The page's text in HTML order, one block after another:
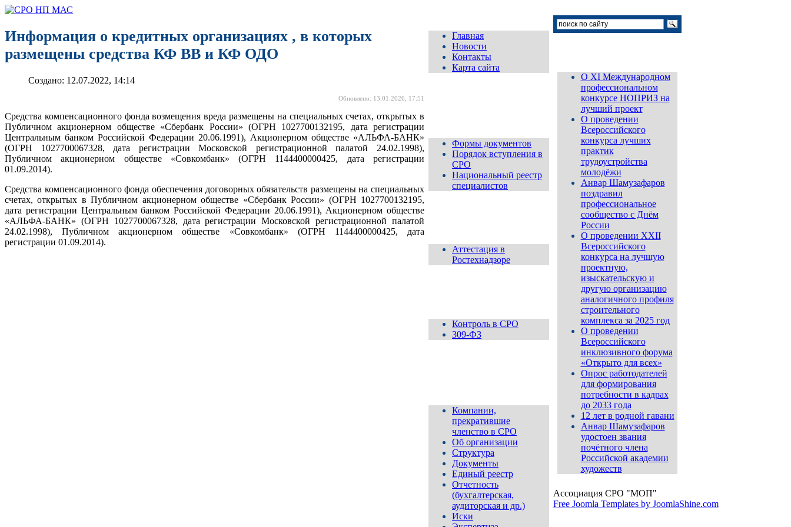
Информация о кредитных организациях , в которых
размещены средства КФ ВВ и КФ ОДО
Создано: 12.07.2022, 14:14
Обновлено: 13.01.2026, 17:51
Средства компенсационного фонда возмещения вреда размещены на специальных счетах, открытых в
Публичном акционерном обществе «Сбербанк России» (ОГРН 1027700132195, дата регистрации
Центральным банком Российской Федерации 20.06.1991), Акционерном обществе «АЛЬФА-БАНК»
(ОГРН 1027700067328, дата регистрации Московской регистрационной палатой 24.02.1998),
Публичном акционерном обществе «Совкомбанк» (ОГРН 1144400000425, дата регистрации
01.09.2014).
Средства компенсационного фонда обеспечения договорных обязательств размещены на специальных
счетах, открытых в Публичном акционерном обществе «Сбербанк России» (ОГРН 1027700132195,
дата регистрации Центральным банком Российской Федерации 20.06.1991), Акционерном обществе
«АЛЬФА-БАНК» (ОГРН 1027700067328, дата регистрации Московской регистрационной палатой
24.02.1998), Публичном акционерном обществе «Совкомбанк» (ОГРН 1144400000425, дата
регистрации 01.09.2014).
Главная
Новости
Контакты
Карта сайта
Формы документов
Порядок вступления в
СРО
Национальный реестр
специалистов
Аттестация в
Ростехнадзоре
Контроль в СРО
309-ФЗ
Компании,
прекратившие
членство в СРО
Об организации
Структура
Документы
Единый реестр
Отчетность
(бухгалтерская,
аудиторская и др.)
Иски
О XI Международном
профессиональном
конкурсе НОПРИЗ на
лучший проект
О проведении
Всероссийского
конкурса лучших
практик
трудоустройства
молодёжи
Анвар Шамузафаров
поздравил
профессиональное
сообщество с Днём
России
О проведении ХХII
Всероссийского
конкурса на лучшую
проектную,
изыскательскую и
другую организацию
аналогичного профиля
строительного
комплекса за 2025 год
О проведении
Всероссийского
инклюзивного форума
«Открыто для всех»
Опрос работодателей
для формирования
потребности в кадрах
до 2033 года
12 лет в родной гавани
Анвар Шамузафаров
удостоен звания
почётного члена
Российской академии
художеств
Ассоциация СРО "МОП"
Free Joomla Templates by JoomlaShine.com